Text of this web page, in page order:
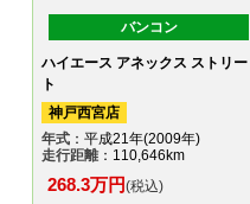
バンコン
ハイエース アネックス ストリー
ト
神戸西宮店
年式 ：平成21年(2009年)
走行距離：110,646km
268.3万円(税込)